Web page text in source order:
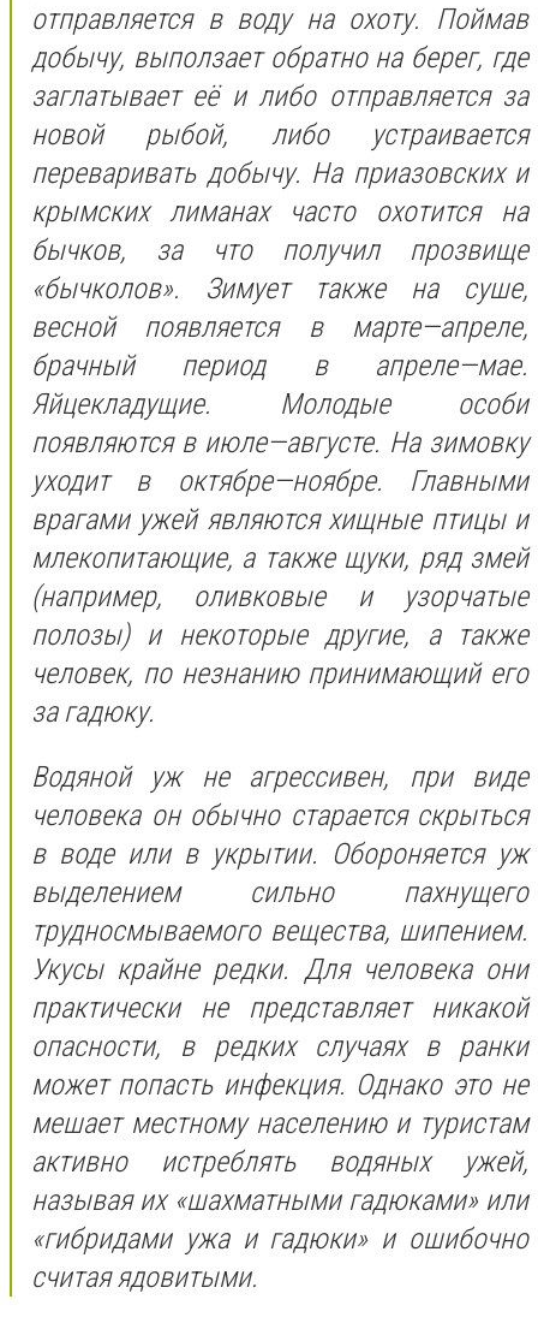
отправляется в воду на охоту. Поймав
добычу, выползает обратно на берег, где
заглатывает её и либо отправляется за
новой рыбой, либо устраивается
переваривать добычу. На приазовских и
крымских лиманах часто охотится на
бычков, за что получил прозвище
«бычколов». Зимует также на суше,
весной появляется в марте—апреле,
брачный период в апреле—мае.
Яйцекладущие. Молодые особи
появляются в июле—августе. На зимовку
уходит в октябре—ноябре. Главными
врагами ужей являются хищные птицы и
млекопитающие, а также щуки, ряд змей
(например, оливковые и узорчатые
полозы) и некоторые другие, а также
человек, по незнанию принимающий его
за гадюку.
Водяной уж не агрессивен, при виде
человека он обычно старается скрыться
в воде или в укрытии. Обороняется уж
выделением сильно пахнущего
трудносмываемого вещества, шипением.
Укусы крайне редки. Для человека они
практически не представляет никакой
опасности, в редких случаях в ранки
может попасть инфекция. Однако это не
мешает местному населению и туристам
активно истреблять водяных ужей,
называя их «шахматными гадюками» или
«гибридами ужа и гадюки» и ошибочно
считая ядовитыми.